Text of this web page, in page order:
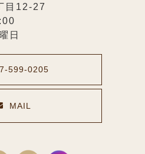
目12-27
日
599-0205
MAIL
のお問い合わせ